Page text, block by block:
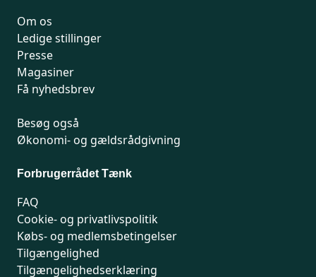
Om os
Ledige stillinger
Presse
Magasiner
Få nyhedsbrev
Besøg også
Økonomi- og gældsrådgivning
Forbrugerrådet Tænk
FAQ
Cookie- og privatlivspolitik
Købs- og medlemsbetingelser
Tilgængelighed
Tilgængelighedserklæring